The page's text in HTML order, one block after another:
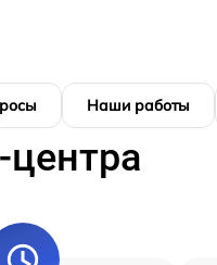
Наши работы